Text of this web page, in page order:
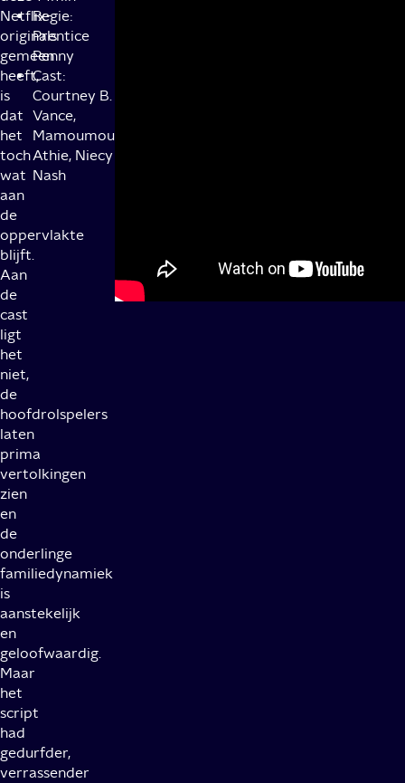
Netflix-
originals
gemeen
heeft,
is
dat
het
toch
wat
aan
de
oppervlakte
blijft.
Aan
de
cast
ligt
het
niet,
de
hoofdrolspelers
laten
prima
vertolkingen
zien
en
de
onderlinge
familiedynamiek
is
aanstekelijk
en
geloofwaardig.
Maar
het
script
had
gedurfder,
verrassender
Regie:
Prentice
Penny
Cast:
Courtney B.
Vance,
Mamoumou
Athie, Niecy
Nash